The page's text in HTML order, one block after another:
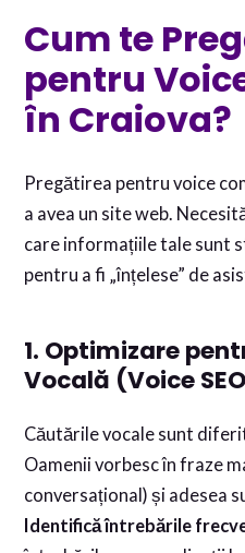
Cum te
pentru
în Craiova?
Pregătirea pentru voice
a avea un site web.
care informațiile tale sunt
pentru a fi „înțelese” de
1. Optimizare
Vocală (Voice
Căutările vocale sunt
Oamenii vorbesc în fraze
conversațional) și adesea
Identifică întrebările